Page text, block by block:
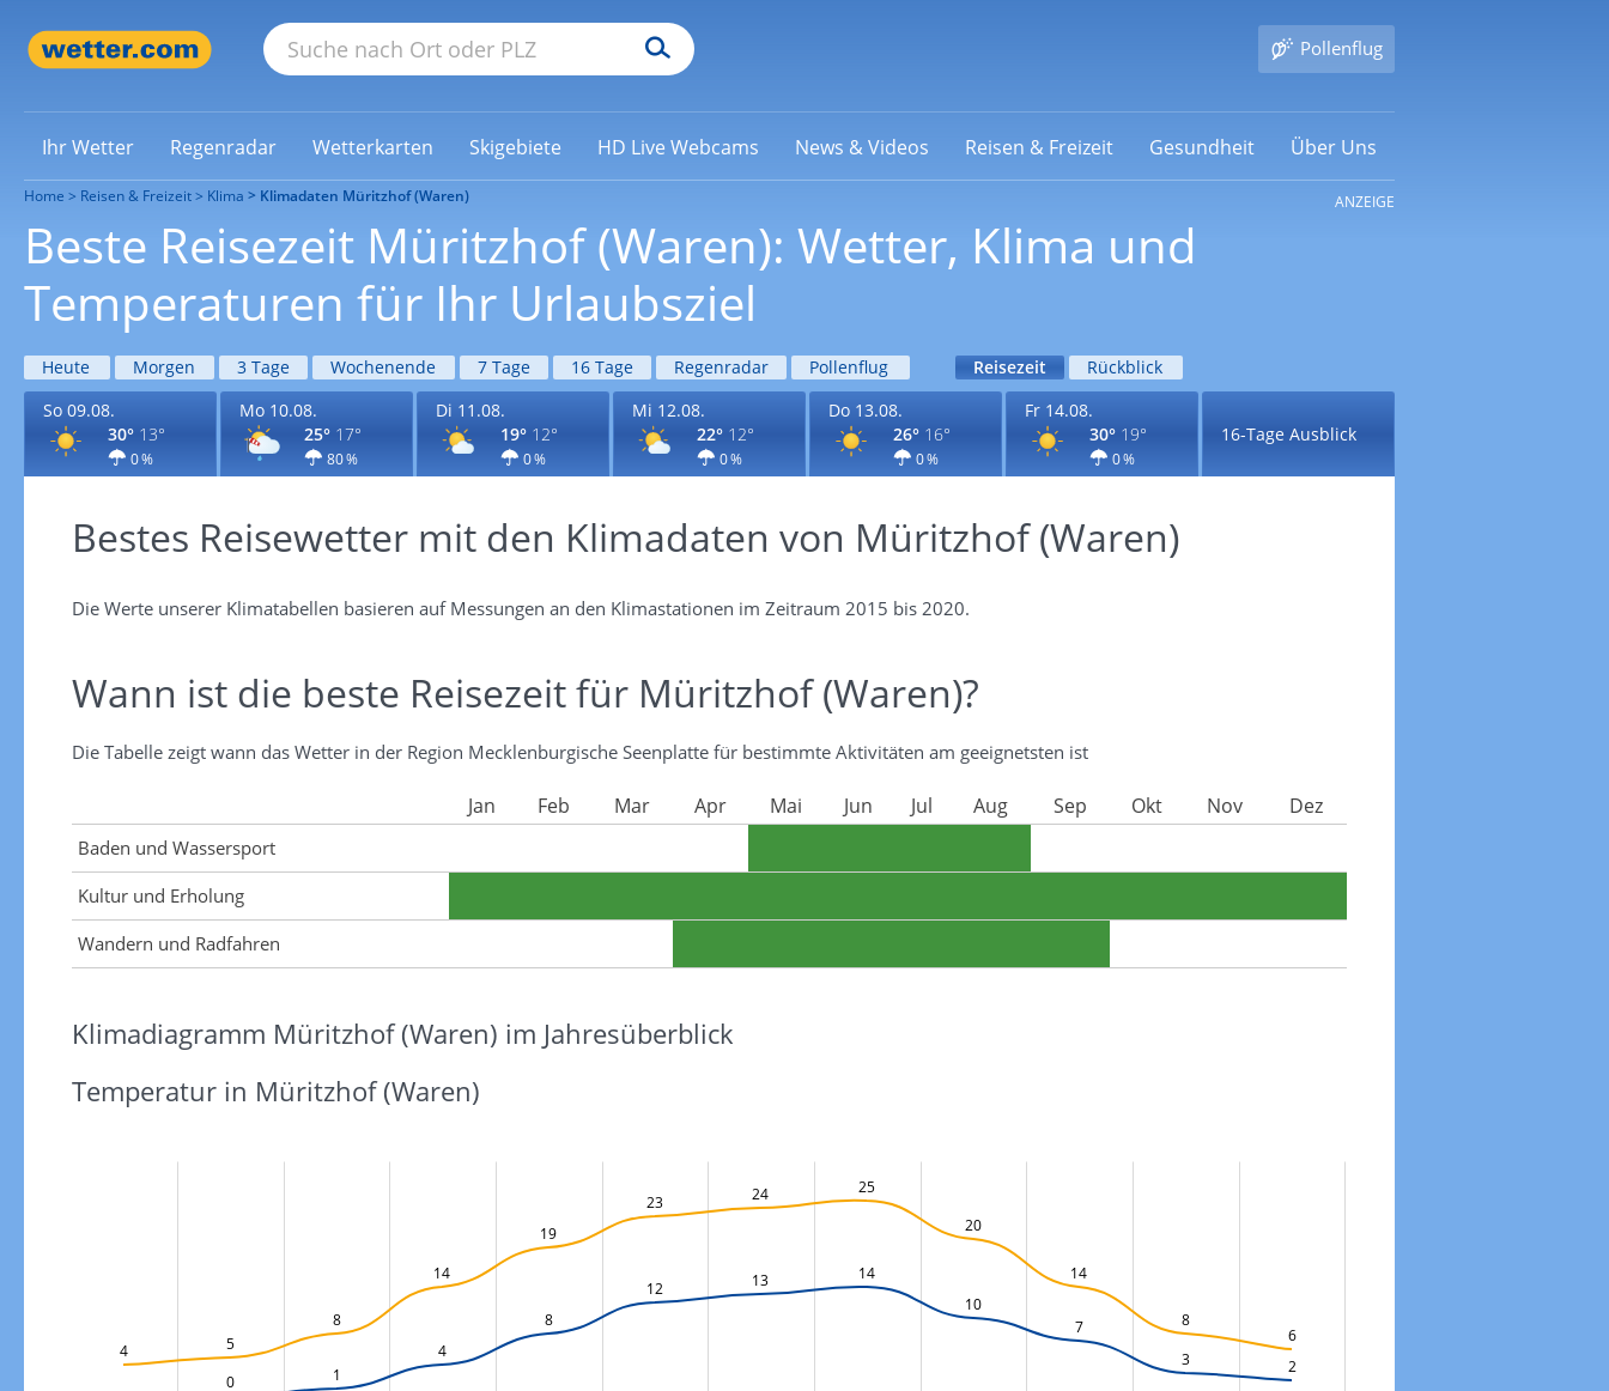
Pollenflug
Ihr Wetter Regenradar Wetterkarten Skigebiete HD Live Webcams News & Videos Reisen & Freizeit Gesundheit Über Uns
Home Reisen & Freizeit Klima Klimadaten Müritzhof (Waren)
Beste Reisezeit Müritzhof (Waren): Wetter, Klima und
Temperaturen für Ihr Urlaubsziel
ANZEIGE
Heute Morgen 3 Tage Wochenende 7 Tage 16 Tage Regenradar Pollenflug Reisezeit
Rückblick
So 09.08.
30° 13°
0 %
Mo 10.08.
25° 17°
80 %
Di 11.08.
19° 12°
0 %
Mi 12.08.
22° 12°
0 %
Do 13.08.
26° 16°
0 %
Fr 14.08.
30° 19°
0 %
16-Tage Ausblick
Bestes Reisewetter mit den Klimadaten von Müritzhof (Waren)
Die Werte unserer Klimatabellen basieren auf Messungen an den Klimastationen im Zeitraum 2015 bis 2020.
Wann ist die beste Reisezeit für Müritzhof (Waren)?
Die Tabelle zeigt wann das Wetter in der Region Mecklenburgische Seenplatte für bestimmte Aktivitäten am geeignetsten ist
Jan Feb Mar Apr Mai Jun Jul Aug Sep Okt Nov Dez
Baden und Wassersport
Kultur und Erholung
Wandern und Radfahren
Klimadiagramm Müritzhof (Waren) im Jahresüberblick
Temperatur in Müritzhof (Waren)
4 5
8
14
19
23 24
25
20
14
8
6
0 1
4
8
12 13
14
10
7
3
2